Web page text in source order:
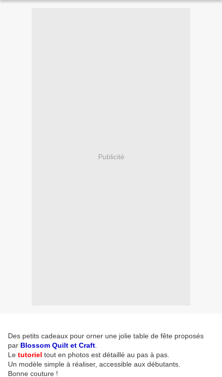
Publicité
Des petits cadeaux pour orner une jolie table de fête proposés
par Blossom Quilt et Craft
Le tutoriel tout en photos est détaillé au pas à pas.
Un modèle simple à réaliser, accessible aux débutants.
Bonne couture !